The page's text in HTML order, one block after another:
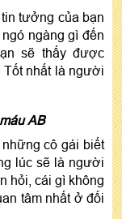
tưởng của bạn
ngàng gì đến
sẽ thấy được
Tốt nhất là người
AB
cô gái biết
lúc sẽ là người
hỏi, cái gì không
tâm nhất ở đối